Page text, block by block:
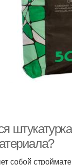
собой